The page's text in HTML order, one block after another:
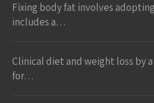
Fixing body fat involves
includes a…
Clinical diet and weight loss by
for…